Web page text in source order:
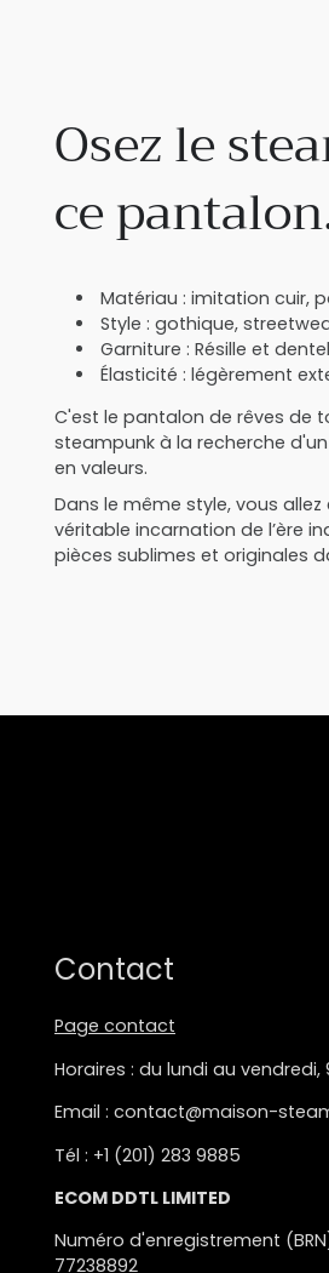
Osez le
ce
Matériau : imitation cuir,
Style : gothique,
Garniture : Résille et
Élasticité : légèrement
C'est le pantalon de rêves de
steampunk à la recherche
en valeurs.
Dans le même style, vous
véritable incarnation de l’ère
pièces sublimes et originales
Contact
Page contact
Horaires : du lundi au vendredi,
Email : contact@maison-
Tél : +1 (201) 283 9885
ECOM DDTL LIMITED
Numéro d'enregistrement
77238892